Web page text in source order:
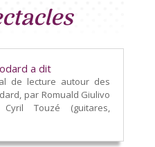
a dit
de lecture autour des
par Romuald Giulivo
Touzé (guitares,